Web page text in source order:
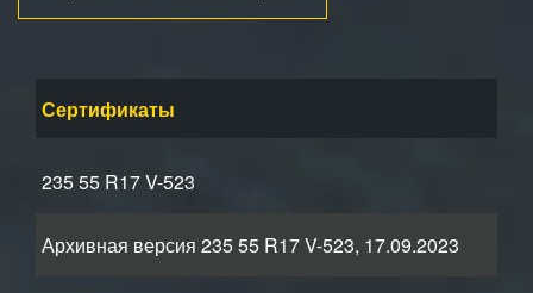
Сертификаты
235 55 R17 V-523
Архивная версия 235 55 R17 V-523, 17.09.2023